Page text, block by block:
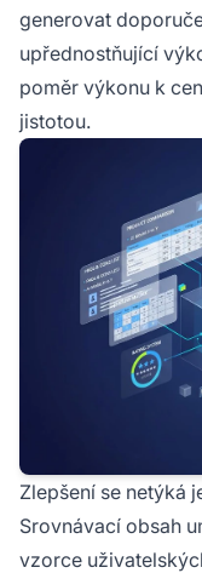
generovat
upřednostňující
poměr výkonu k
jistotou.
Zlepšení se netýká
Srovnávací obsah
vzorce